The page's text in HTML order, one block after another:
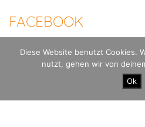
FACEBOOK
100 Meilen Berlin -
Diese Website benutzt Cookies.
nutzt, gehen wir von
Ok